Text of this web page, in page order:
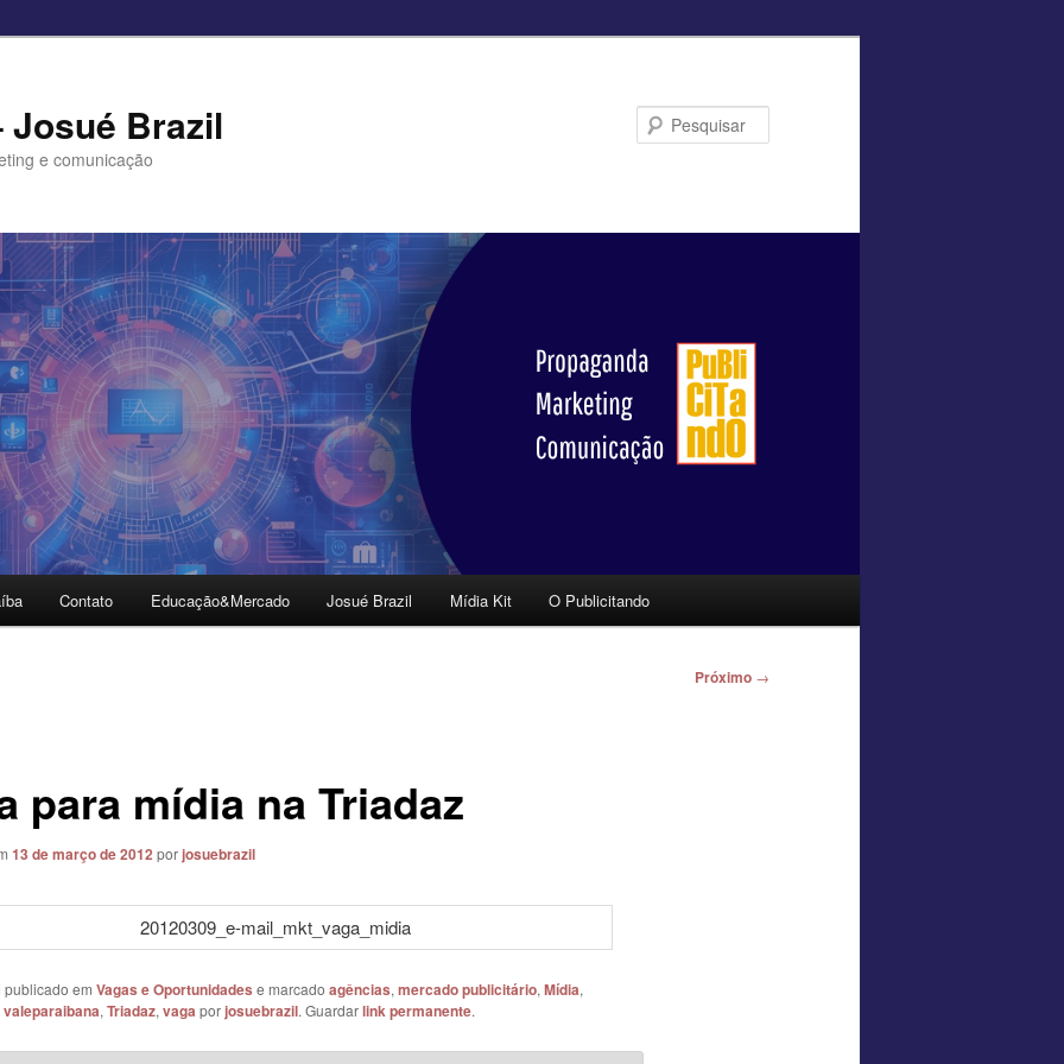
Josué Brazil
e comunicação
Contato Educação&Mercado Josué Brazil Mídia Kit O Publicitando
Próximo →
para mídia na Triadaz
13 de março de 2012 porjosuebrazil
publicado em Vagas e Oportunidades e marcado agências,mercado publicitário,Mídia,
,Triadaz,vaga porjosuebrazil. Guardarlink permanente.